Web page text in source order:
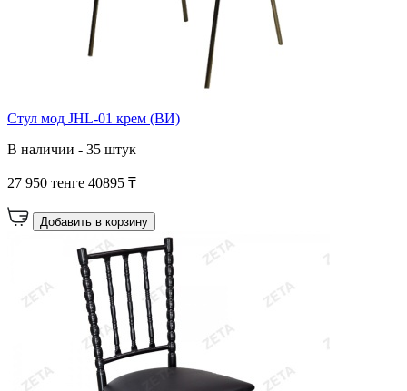
Стул мод JHL-01 крем (ВИ)
В наличии - 35 штук
27 950 тенге 40895 ₸
Добавить в корзину